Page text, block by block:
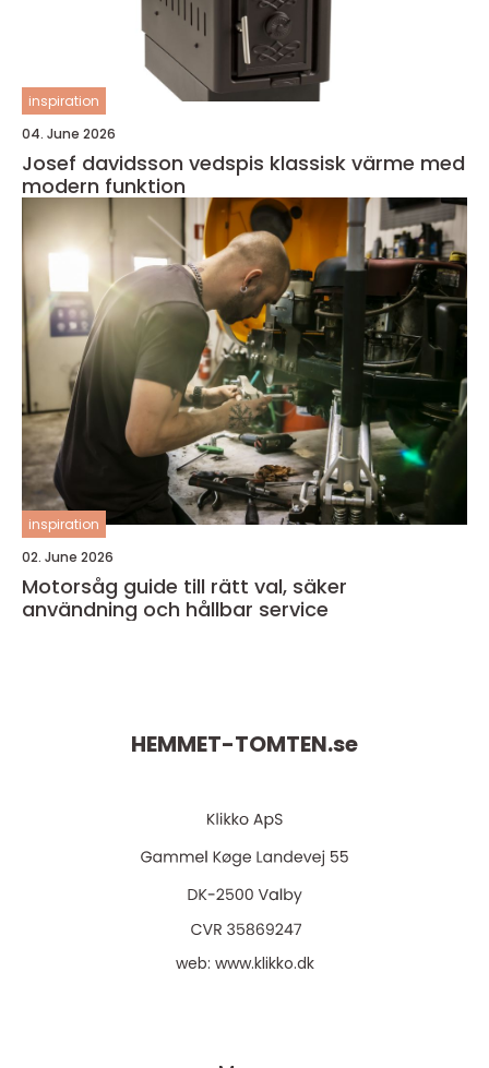
inspiration
04. June 2026
Josef davidsson vedspis klassisk värme med
modern funktion
inspiration
02. June 2026
Motorsåg guide till rätt val, säker
användning och hållbar service
HEMMET-TOMTEN.se
web: www.klikko.dk